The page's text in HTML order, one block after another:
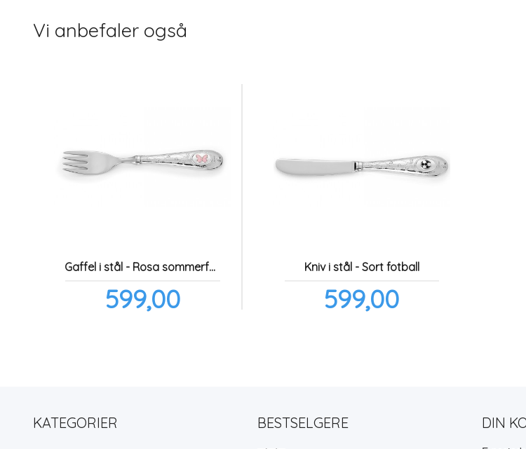
Vi anbefaler også
Gaffel i stål - Rosa sommerfugl
Pris
599,00inkl.
mva.
Kniv i stål - Sort fotball
Pris
599,00mva.
KATEGORIER BESTSELGERE DIN